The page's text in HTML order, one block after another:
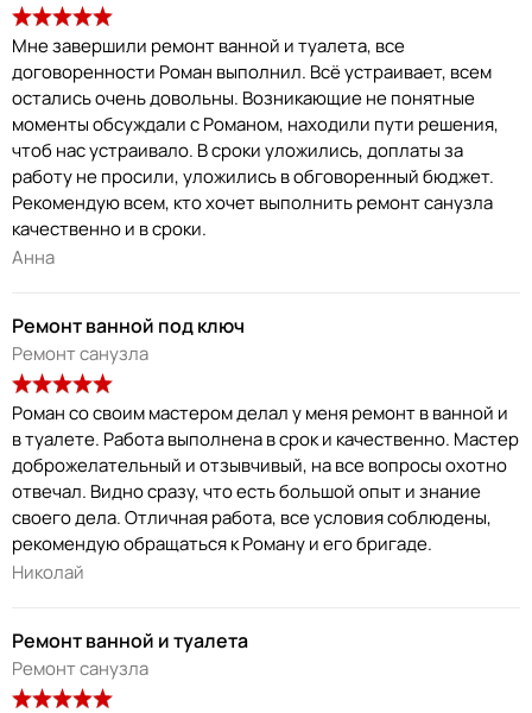
Мне завершили ремонт ванной и туалета, все
договоренности Роман выполнил. Всё устраивает, всем
остались очень довольны. Возникающие не понятные
моменты обсуждали с Романом, находили пути решения,
чтоб нас устраивало. В сроки уложились, доплаты за
работу не просили, уложились в обговоренный бюджет.
Рекомендую всем, кто хочет выполнить ремонт санузла
качественно и в сроки.
Анна
Ремонт ванной под ключ
Ремонт санузла
Роман со своим мастером делал у меня ремонт в ванной и
в туалете. Работа выполнена в срок и качественно. Мастер
доброжелательный и отзывчивый, на все вопросы охотно
отвечал. Видно сразу, что есть большой опыт и знание
своего дела. Отличная работа, все условия соблюдены,
рекомендую обращаться к Роману и его бригаде.
Николай
Ремонт ванной и туалета
Ремонт санузла